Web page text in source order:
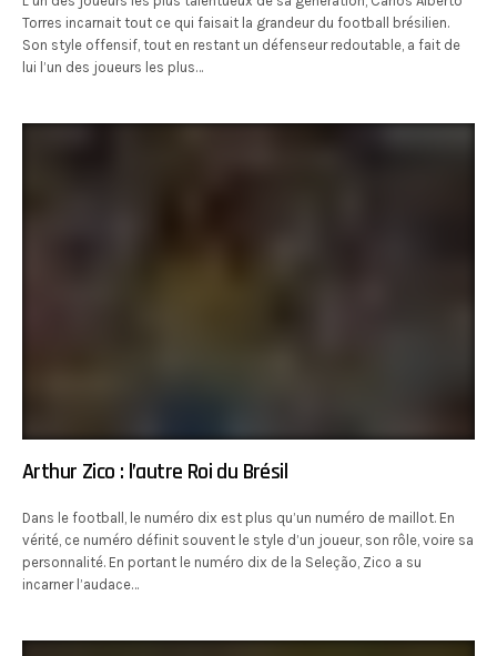
Torres incarnait tout ce qui faisait la grandeur du football brésilien.
Son style offensif, tout en restant un défenseur redoutable, a fait de
lui l’un des joueurs les plus…
Arthur Zico : l’autre Roi du Brésil
Dans le football, le numéro dix est plus qu’un numéro de maillot. En
vérité, ce numéro définit souvent le style d’un joueur, son rôle, voire sa
personnalité. En portant le numéro dix de la Seleção, Zico a su
incarner l’audace…